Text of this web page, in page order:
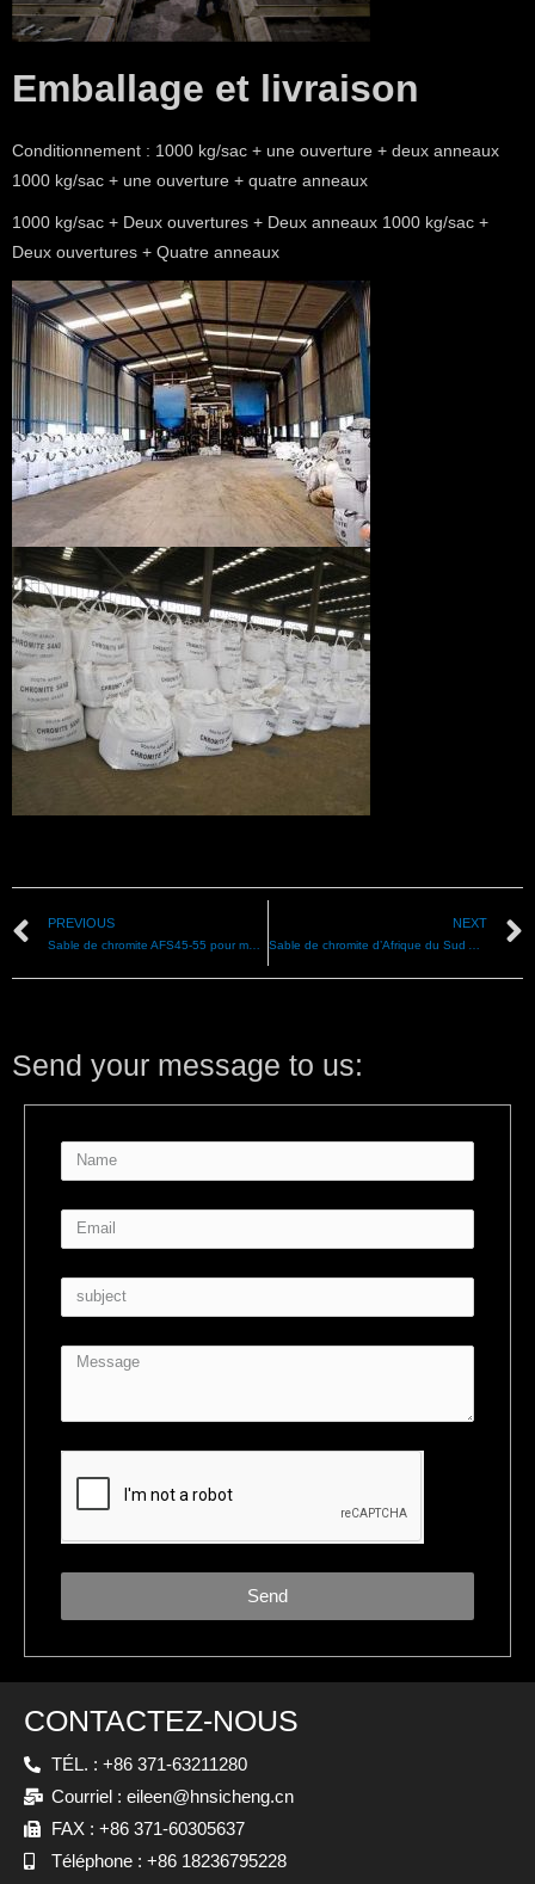
Emballage et livraison
Conditionnement : 1000 kg/sac + une ouverture + deux anneaux
1000 kg/sac + une ouverture + quatre anneaux
1000 kg/sac + Deux ouvertures + Deux anneaux 1000 kg/sac +
Deux ouvertures + Quatre anneaux
PREVIOUS NEXT
Send your message to us:
Send
CONTACTEZ-NOUS
TÉL. : +86 371-63211280
Courriel : eileen@hnsicheng.cn
FAX : +86 371-60305637
Téléphone : +86 18236795228